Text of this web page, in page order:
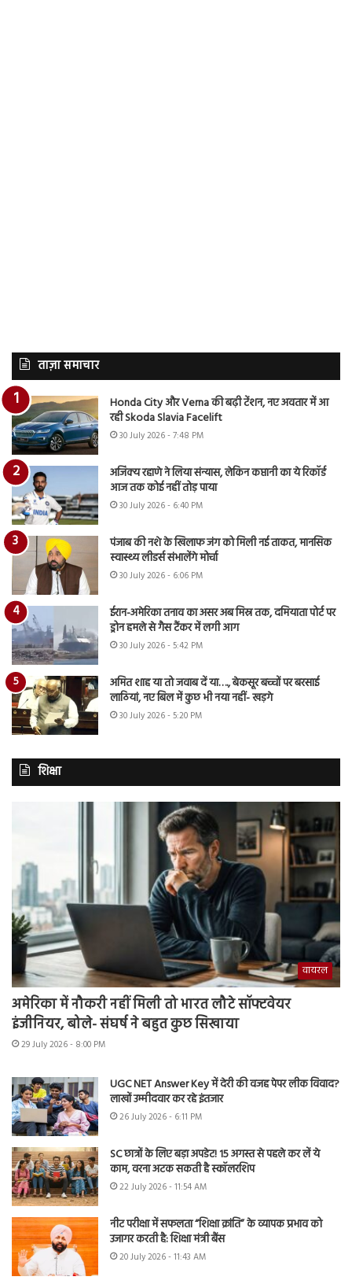
ताज़ा समाचार
Honda City और Verna की बढ़ी टेंशन, नए अवतार में आ
रही Skoda Slavia Facelift
30 July 2026 - 7:48 PM
अजिंक्य रहाणे ने लिया संन्यास, लेकिन कप्तानी का ये रिकॉर्ड
आज तक कोई नहीं तोड़ पाया
30 July 2026 - 6:40 PM
पंजाब की नशे के खिलाफ जंग को मिली नई ताकत, मानसिक
स्वास्थ्य लीडर्स संभालेंगे मोर्चा
30 July 2026 - 6:06 PM
ईरान-अमेरिका तनाव का असर अब मिस्र तक, दमियाता पोर्ट पर
ड्रोन हमले से गैस टैंकर में लगी आग
30 July 2026 - 5:42 PM
अमित शाह या तो जवाब दें या…., बेकसूर बच्चों पर बरसाई
लाठियां, नए बिल में कुछ भी नया नहीं- खड़गे
30 July 2026 - 5:20 PM
शिक्षा
वायरल
अमेरिका में नौकरी नहीं मिली तो भारत लौटे सॉफ्टवेयर
इंजीनियर, बोले- संघर्ष ने बहुत कुछ सिखाया
29 July 2026 - 8:00 PM
UGC NET Answer Key में देरी की वजह पेपर लीक विवाद?
लाखों उम्मीदवार कर रहे इंतजार
26 July 2026 - 6:11 PM
SC छात्रों के लिए बड़ा अपडेट! 15 अगस्त से पहले कर लें ये
काम, वरना अटक सकती है स्कॉलरशिप
22 July 2026 - 11:54 AM
नीट परीक्षा में सफलता “शिक्षा क्रांति” के व्यापक प्रभाव को
उजागर करती है: शिक्षा मंत्री बैंस
20 July 2026 - 11:43 AM